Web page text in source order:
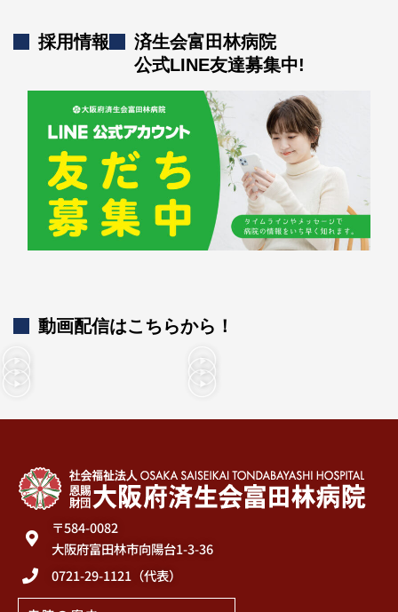
採用情報
済生会富田林病院
公式LINE友達募集中!
動画配信はこちらから！
〒584-0082
大阪府富田林市向陽台1-3-36
0721-29-1121（代表）